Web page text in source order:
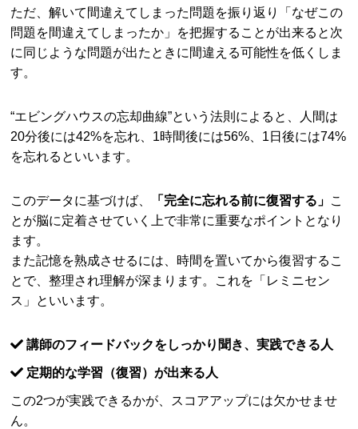
ただ、解いて間違えてしまった問題を振り返り「なぜこの
問題を間違えてしまったか」を把握することが出来ると次
に同じような問題が出たときに間違える可能性を低くしま
す。
“エビングハウスの忘却曲線”という法則によると、人間は
20分後には42%を忘れ、1時間後には56%、1日後には74%
を忘れるといいます。
このデータに基づけば、 「完全に忘れる前に復習する」 こ
とが脳に定着させていく上で非常に重要なポイントとなり
ます。
また記憶を熟成させるには、時間を置いてから復習するこ
とで、整理され理解が深まります。これを「レミニセン
ス」といいます。
講師のフィードバックをしっかり聞き、実践できる人
定期的な学習（復習）が出来る人
この2つが実践できるかが、スコアアップには欠かせませ
ん。